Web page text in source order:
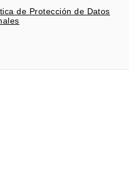
de Protección de Datos